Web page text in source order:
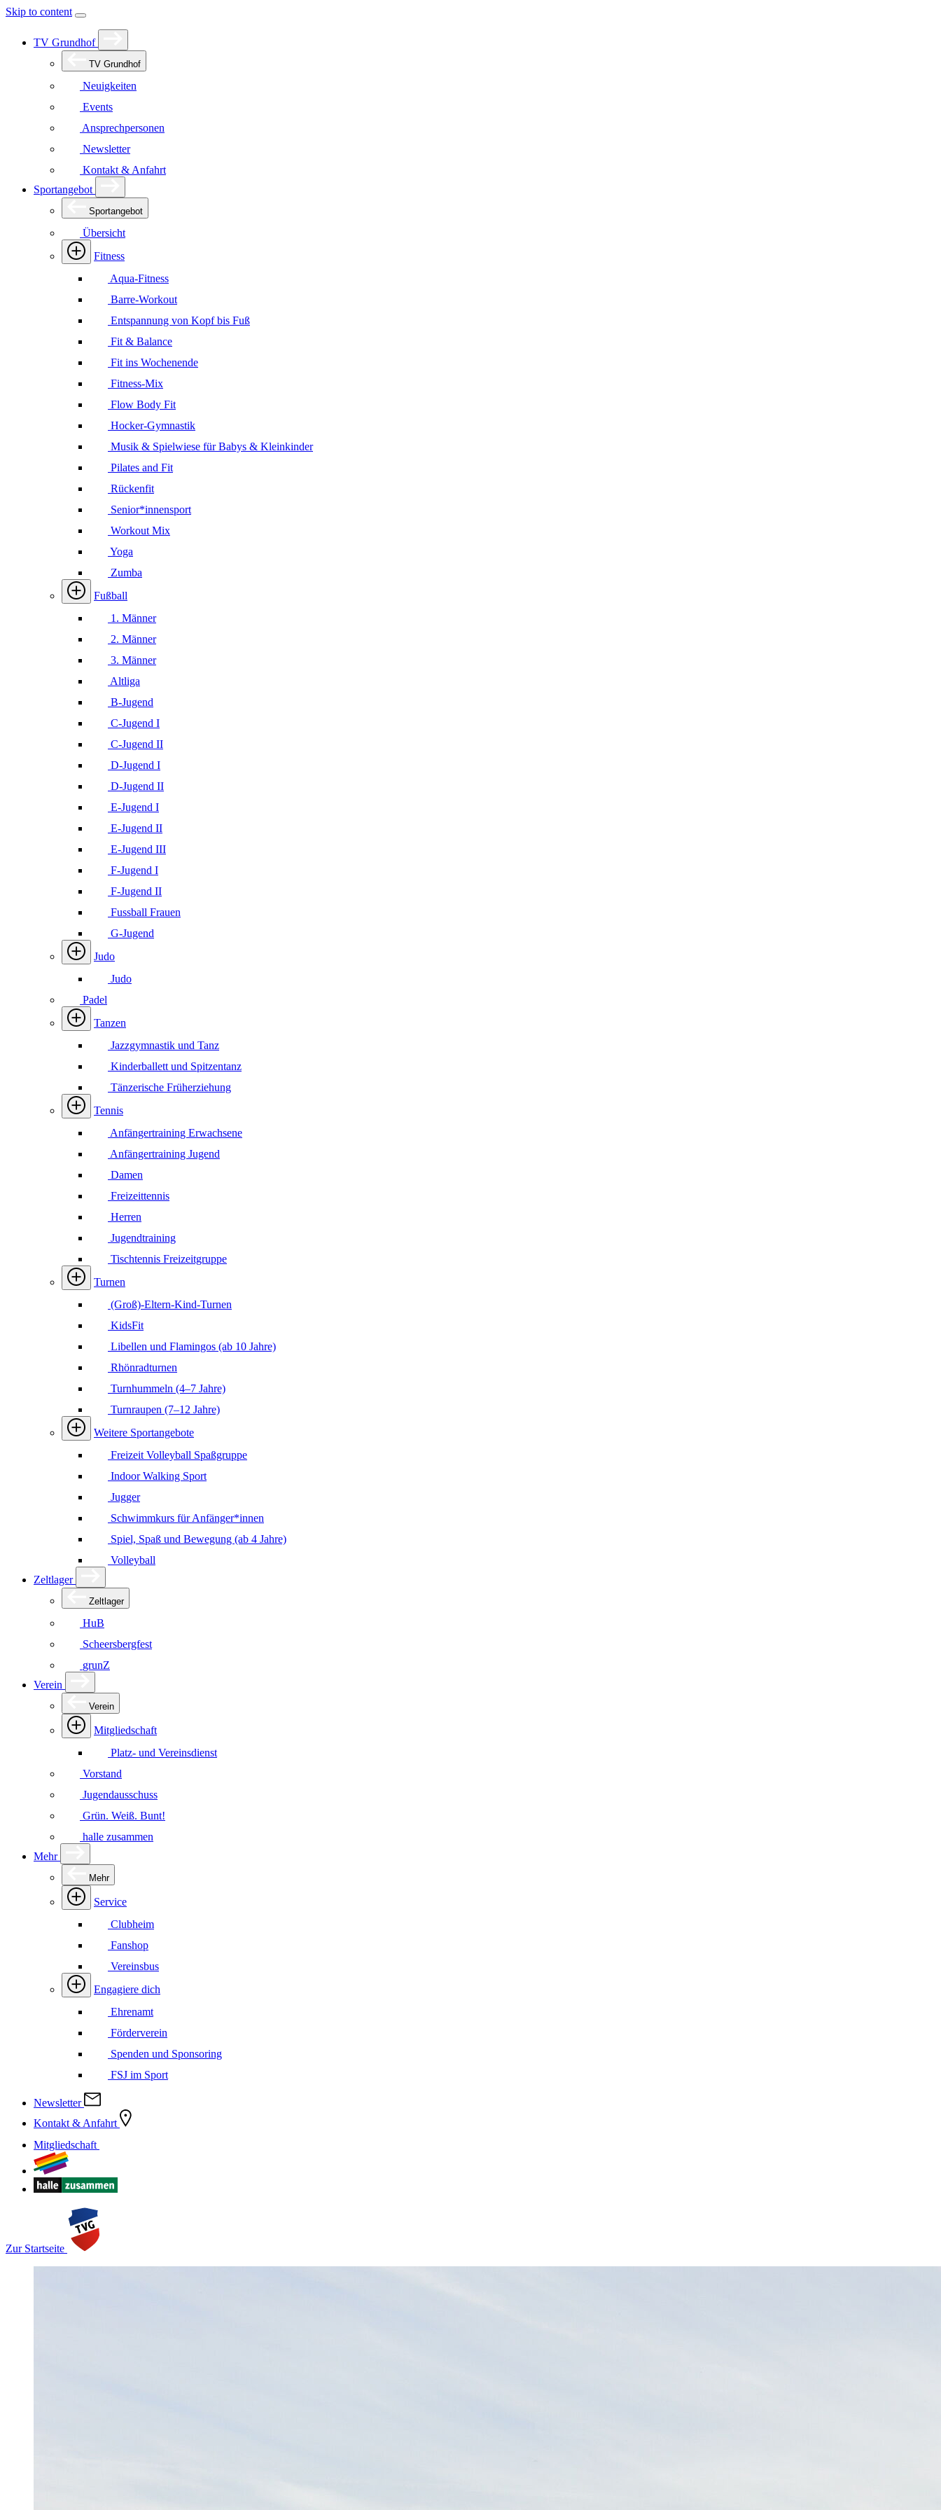
Skip to content
TV Grundhof
TV Grundhof
Neuigkeiten
Events
Ansprechpersonen
Newsletter
Kontakt & Anfahrt
Sportangebot
Sportangebot
Übersicht
Fitness
Aqua-Fitness
Barre-Workout
Entspannung von Kopf bis Fuß
Fit & Balance
Fit ins Wochenende
Fitness-Mix
Flow Body Fit
Hocker-Gymnastik
Musik & Spielwiese für Babys & Kleinkinder
Pilates and Fit
Rückenfit
Senior*innensport
Workout Mix
Yoga
Zumba
Fußball
1. Männer
2. Männer
3. Männer
Altliga
B-Jugend
C-Jugend I
C-Jugend II
D-Jugend I
D-Jugend II
E-Jugend I
E-Jugend II
E-Jugend III
F-Jugend I
F-Jugend II
Fussball Frauen
G-Jugend
Judo
Judo
Padel
Tanzen
Jazzgymnastik und Tanz
Kinderballett und Spitzentanz
Tänzerische Früherziehung
Tennis
Anfängertraining Erwachsene
Anfängertraining Jugend
Damen
Freizeittennis
Herren
Jugendtraining
Tischtennis Freizeitgruppe
Turnen
(Groß)-Eltern-Kind-Turnen
KidsFit
Libellen und Flamingos (ab 10 Jahre)
Rhönradturnen
Turnhummeln (4–7 Jahre)
Turnraupen (7–12 Jahre)
Weitere Sportangebote
Freizeit Volleyball Spaßgruppe
Indoor Walking Sport
Jugger
Schwimmkurs für Anfänger*innen
Spiel, Spaß und Bewegung (ab 4 Jahre)
Volleyball
Zeltlager
Zeltlager
HuB
Scheersbergfest
grunZ
Verein
Verein
Mitgliedschaft
Platz- und Vereinsdienst
Vorstand
Jugendausschuss
Grün. Weiß. Bunt!
halle zusammen
Mehr
Mehr
Service
Clubheim
Fanshop
Vereinsbus
Engagiere dich
Ehrenamt
Förderverein
Spenden und Sponsoring
FSJ im Sport
Newsletter
Kontakt & Anfahrt
Mitgliedschaft
Zur Startseite